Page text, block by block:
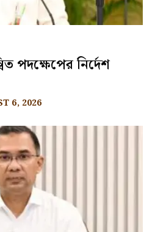
পদক্ষেপের নির্দেশ
6, 2026